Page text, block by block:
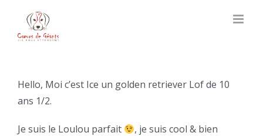
content
Hello, Moi c’est Ice un golden retriever Lof de 10
ans 1/2.
Je suis le Loulou parfait
, je suis cool & bien